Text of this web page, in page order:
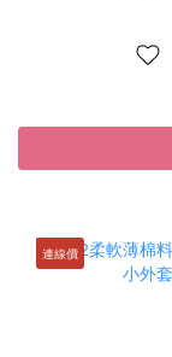
連線價